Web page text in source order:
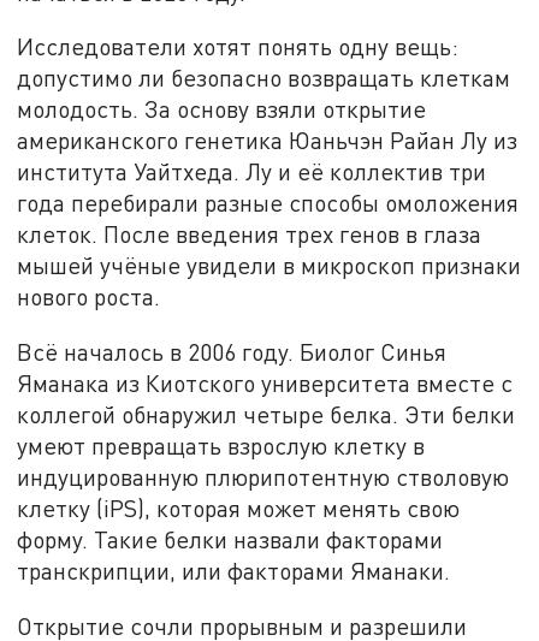
Исследователи хотят понять одну вещь:
допустимо ли безопасно возвращать клеткам
молодость. За основу взяли открытие
американского генетика Юаньчэн Райан Лу из
института Уайтхеда. Лу и её коллектив три
года перебирали разные способы омоложения
клеток. После введения трех генов в глаза
мышей учёные увидели в микроскоп признаки
нового роста.
Всё началось в 2006 году. Биолог Синья
Яманака из Киотского университета вместе с
коллегой обнаружил четыре белка. Эти белки
умеют превращать взрослую клетку в
индуцированную плюрипотентную стволовую
клетку (iPS), которая может менять свою
форму. Такие белки назвали факторами
транскрипции, или факторами Яманаки.
Открытие сочли прорывным и разрешили